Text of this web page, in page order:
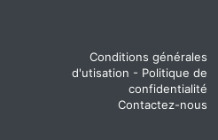
Conditions générales
d'utisation - Politique de
confidentialité
Contactez-nous